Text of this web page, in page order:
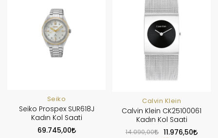
Seiko
Seiko Prospex SUR618J
Kadın Kol Saati
69.745,00
Calvin Klein
Calvin Klein CK25100061
Kadın Kol Saati
14.090,00
11.976,50